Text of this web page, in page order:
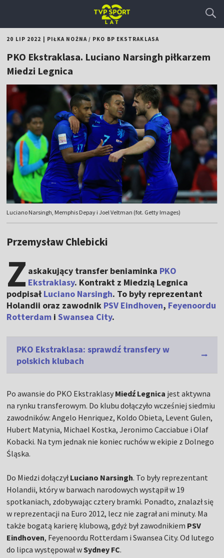
20 LIP 2022 PIŁKA NOŻNA/ PKO BP EKSTRAKLASA
PKO Ekstraklasa. Luciano Narsingh piłkarzem
Miedzi Legnica
Luciano Narsingh, Memphis Depay i Joel Veltman (fot. Getty Images)
Przemysław Chlebicki
Z askakujący transfer beniaminka PKO
Ekstraklasy. Kontrakt z Miedzią Legnica
podpisałLuciano Narsingh. To były reprezentant
Holandii oraz zawodnik PSV Eindhoven, Feyenoordu
Rotterdam iSwansea City.
PKO Ekstraklasa: sprawdź transfery w
polskich klubach
Po awansie do PKO Ekstraklasy Miedź Legnica jest aktywna
na rynku transferowym. Do klubu dołączyło wcześniej siedmiu
zawodników: Angelo Henriquez, Koldo Obieta, Levent Gulen,
Hubert Matynia, Michael Kostka, Jeronimo Cacciabue i Olaf
Kobacki. Na tym jednak nie koniec ruchów w ekipie z Dolnego
Śląska.
Do Miedzi dołączyłLuciano Narsingh. To były reprezentant
Holandii, który w barwach narodowych wystąpił w 19
spotkaniach, zdobywając cztery bramki. Ponadto, znalazł się
w reprezentacji na Euro 2012, lecz nie zagrał ani minuty. Ma
także bogatą karierę klubową, gdyż był zawodnikiem PSV
Eindhoven, Feyenoordu Rotterdam i Swansea City. Od lutego
do lipca występował wSydney FC.